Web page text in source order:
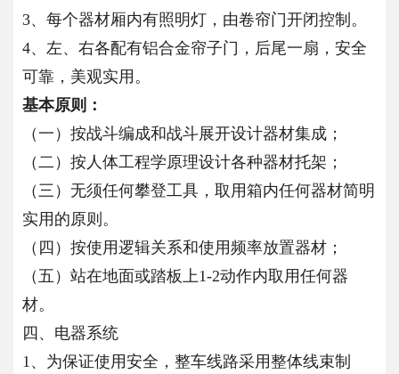
3、每个器材厢内有照明灯，由卷帘门开闭控制。
4、左、右各配有铝合金帘子门，后尾一扇，安全
可靠，美观实用。
基本原则：
（一）按战斗编成和战斗展开设计器材集成；
（二）按人体工程学原理设计各种器材托架；
（三）无须任何攀登工具，取用箱内任何器材简明
实用的原则。
（四）按使用逻辑关系和使用频率放置器材；
（五）站在地面或踏板上1-2动作内取用任何器
材。
四、电器系统
1、为保证使用安全，整车线路采用整体线束制